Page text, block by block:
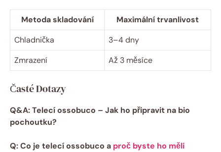
Metoda skladování
Maximální trvanlivost
Chladnička
3–4 dny
Zmrazení
Až 3 měsíce
Časté Dotazy
Q&A: Telecí ossobuco – Jak ho připravit na bio
pochoutku?
Q: Co je telecí ossobuco a proč byste ho měli